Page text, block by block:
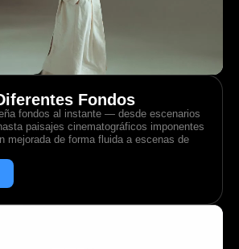
Fondos
fondos al instante — desde escenarios
paisajes cinematográficos imponentes
de forma fluida a escenas de